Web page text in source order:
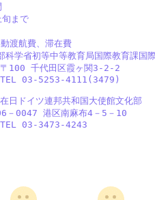
まで
渡航費、滞在費
学省初等中等教育局国際教育課国
千代田区霞ヶ関3-2-2
03-5253-4111(3479)
ドイツ連邦共和国大使館文化部
区南麻布4－5－10
03-3473-4243